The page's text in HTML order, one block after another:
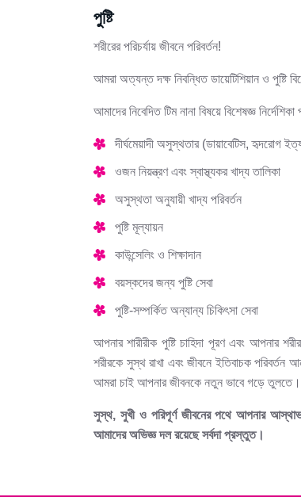
পুষ্টি
শরীরের পরিচর্যায় জীবনে পরিবর্তন!
আমরা অত্যন্ত দক্ষ নিবন্ধিত ডায়েটিশিয়ান ও পুষ্টি
আমাদের নিবেদিত টিম নানা বিষয়ে বিশেষজ্ঞ
দীর্ঘমেয়াদী অসুস্থতার (ডায়াবেটিস, হৃদরোগ
ওজন নিয়ন্ত্রণ এবং স্বাস্থ্যকর খাদ্য তালিকা
অসুস্থতা অনুযায়ী খাদ্য পরিবর্তন
পুষ্টি মূল্যায়ন
কাউন্সেলিং ও শিক্ষাদান
বয়স্কদের জন্য পুষ্টি সেবা
পুষ্টি-সম্পর্কিত অন্যান্য চিকিৎসা সেবা
আপনার শারীরীক পুষ্টি চাহিদা পূরণ এবং আপনার
শরীরকে সুস্থ রাখা এবং জীবনে ইতিবাচক পরিবর্তন
আমরা চাই আপনার জীবনকে নতুন ভাবে গড়ে তুলতে।
সুস্থ, সুখী ও পরিপূর্ণ জীবনের পথে আপনার
আমাদের অভিজ্ঞ দল রয়েছে সর্বদা প্রস্তুত।